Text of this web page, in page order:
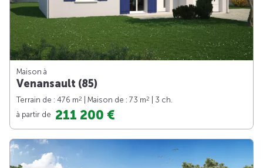
Maison à
Venansault (85)
Terrain de : 476 m2 | Maison de : 73 m2
| 3 ch.
à partir de 211 200 €